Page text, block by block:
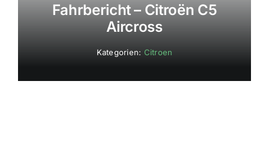
Fahrbericht – Citroën C5
Aircross
Kategorien: Citroen